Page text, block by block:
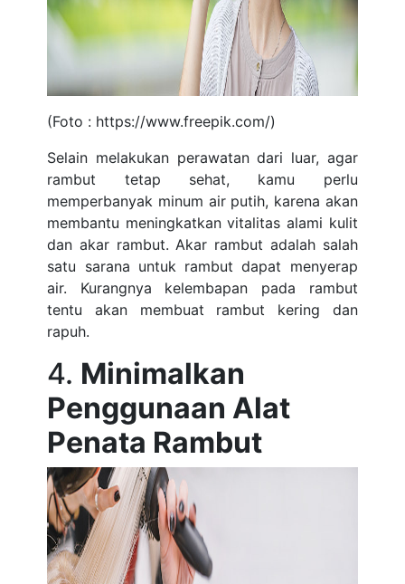
(Foto : https://www.freepik.com/)
Selain melakukan perawatan dari luar, agar
rambut tetap sehat, kamu perlu
memperbanyak minum air putih, karena akan
membantu meningkatkan vitalitas alami kulit
dan akar rambut. Akar rambut adalah salah
satu sarana untuk rambut dapat menyerap
air. Kurangnya kelembapan pada rambut
tentu akan membuat rambut kering dan
rapuh.
4. Minimalkan
Penggunaan Alat
Penata Rambut